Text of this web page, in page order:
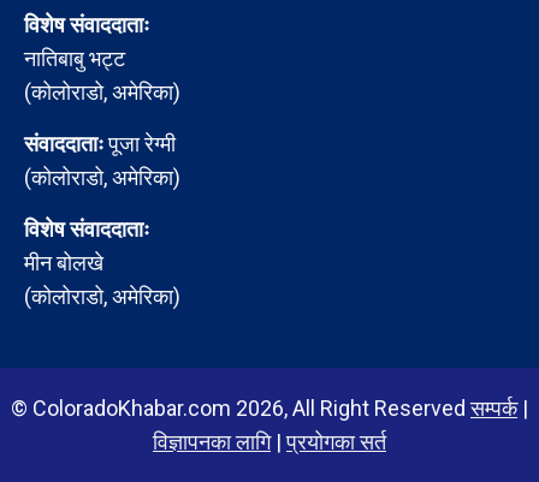
विशेष संवाददाताः
नातिबाबु भट्ट
(कोलोराडो, अमेरिका)
संवाददाताःपूजा रेग्मी
(कोलोराडो, अमेरिका)
विशेष संवाददाताः
मीन बोलखे
(कोलोराडो, अमेरिका)
© ColoradoKhabar.com 2026, All Right Reservedसम्पर्क|
विज्ञापनका लागि|प्रयोगका सर्त